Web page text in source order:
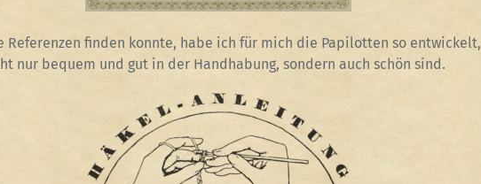
Referenzen finden konnte, habe ich für mich die Papilotten so entwickelt,
nur bequem und gut in der Handhabung, sondern auch schön sind.